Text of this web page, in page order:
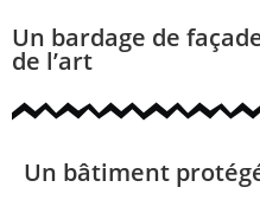
Un bardage de
de l’art
Un bâtiment